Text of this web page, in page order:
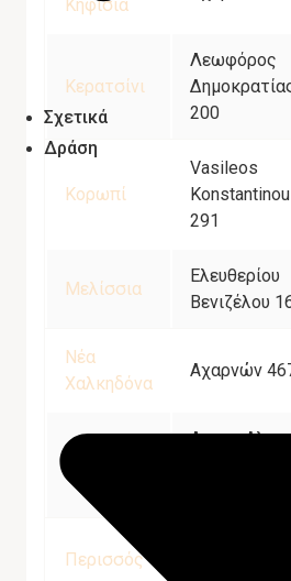
Σχετικά
Δράση
Κηφισιά
Κερατσίνι
Λεωφόρος
200
Κορωπί
Vasileos
Konstantinou
291
Μελίσσια
Ελευθερίου
Βενιζέλου
Νέα
Χαλκηδόνα
Αχαρνών
Λεωφ. Αλ.
Περισσός